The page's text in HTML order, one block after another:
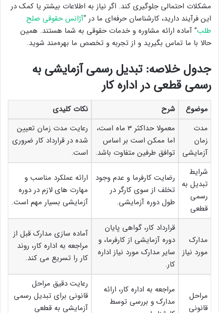
مشکلات احتمالی جلوگیری کند. اگر نیاز به اطلاعات بیشتر یا کمک در
این فرآیند دارید، کارشناسان حرفه‌ای ما در “آژانس حقوقی صلح
طلب” آماده ارائه مشاوره و خدمات حقوقی به شما هستند. همین
حالا با ما تماس بگیرید و از تجربه و تخصص ما بهره‌مند شوید.
جدول خلاصه: تبدیل رسمی آزمایشی به
رسمی قطعی در اداره کار
موضوع شرح
نکات کلیدی
مدت
زمان
آزمایشی
معمولا حداکثر 3 ماه است،
اما ممکن است بر اساس
توافق طرفین متفاوت باشد.
رعایت مدت زمان تعیین
شده در قرارداد کار ضروری
است.
شرایط
تبدیل به
رسمی
قطعی
رضایت کارفرما و عدم وجود
تخلف از سوی کارگر در
طول دوره آزمایشی.
ارائه عملکرد مناسب و
مهارت های لازم در دوره
آزمایشی بسیار مهم است.
مدارک
مورد نیاز
قرارداد کار، گواهی پایان
دوره آزمایشی از کارفرما، و
سایر مدارک مورد نیاز اداره
کار.
آماده سازی مدارک قبل از
مراجعه به اداره کار، روند
کار را تسریع می کند.
مراحل
قانونی
مراجعه به اداره کار، ارائه
مدارک و بررسی توسط
رعایت دقیق مراحل
قانونی برای تبدیل رسمی
آزمایشی به قطعی